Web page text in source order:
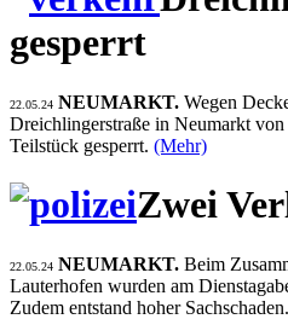
gesperrt
22.05.24 NEUMARKT. Wegen
Dreichlingerstraße in Neumarkt
Teilstück gesperrt. (Mehr)
Zwei
22.05.24 NEUMARKT. Beim
Lauterhofen wurden am
Zudem entstand hoher Sachschaden.